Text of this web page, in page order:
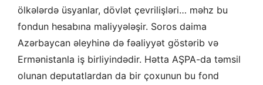
ölkələrdə üsyanlar, dövlət çevrilişləri… məhz bu
fondun hesabına maliyyələşir. Soros daima
Azərbaycan əleyhinə də fəaliyyət göstərib və
Ermənistanla iş birliyindədir. Hətta AŞPA-da təmsil
olunan deputatlardan da bir çoxunun bu fond